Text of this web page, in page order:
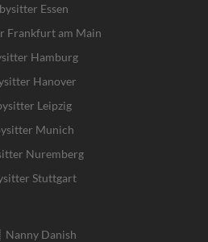
Essen
Frankfurt am Main
Hamburg
Hanover
Leipzig
Munich
Nuremberg
Stuttgart
Danish